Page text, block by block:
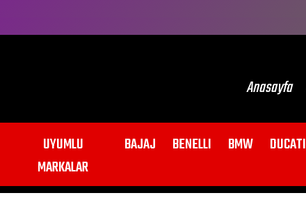
Anasayfa
UYUMLU
MARKALAR
BAJAJ BENELLI BMW DUCATI